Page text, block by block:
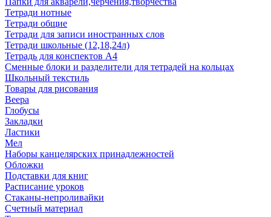
Тетради нотные
Тетради общие
Тетради для записи иностранных слов
Тетради школьные (12,18,24л)
Тетрадь для конспектов А4
Сменные блоки и разделители для тетрадей на кольцах
Школьный текстиль
Товары для рисования
Веера
Глобусы
Закладки
Ластики
Мел
Наборы канцелярских принадлежностей
Обложки
Подставки для книг
Расписание уроков
Стаканы-непроливайки
Счетный материал